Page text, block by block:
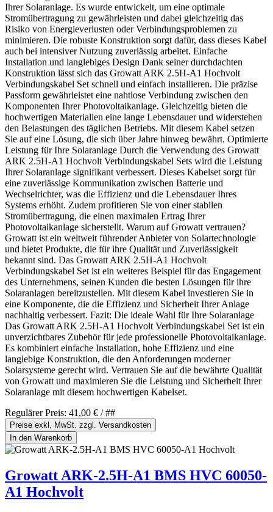
Ihrer Solaranlage. Es wurde entwickelt, um eine optimale
Stromübertragung zu gewährleisten und dabei gleichzeitig das
Risiko von Energieverlusten oder Verbindungsproblemen zu
minimieren. Die robuste Konstruktion sorgt dafür, dass dieses Kabel
auch bei intensiver Nutzung zuverlässig arbeitet. Einfache
Installation und langlebiges Design Dank seiner durchdachten
Konstruktion lässt sich das Growatt ARK 2.5H-A1 Hochvolt
Verbindungskabel Set schnell und einfach installieren. Die präzise
Passform gewährleistet eine nahtlose Verbindung zwischen den
Komponenten Ihrer Photovoltaikanlage. Gleichzeitig bieten die
hochwertigen Materialien eine lange Lebensdauer und widerstehen
den Belastungen des täglichen Betriebs. Mit diesem Kabel setzen
Sie auf eine Lösung, die sich über Jahre hinweg bewährt. Optimierte
Leistung für Ihre Solaranlage Durch die Verwendung des Growatt
ARK 2.5H-A1 Hochvolt Verbindungskabel Sets wird die Leistung
Ihrer Solaranlage signifikant verbessert. Dieses Kabelset sorgt für
eine zuverlässige Kommunikation zwischen Batterie und
Wechselrichter, was die Effizienz und die Lebensdauer Ihres
Systems erhöht. Zudem profitieren Sie von einer stabilen
Stromübertragung, die einen maximalen Ertrag Ihrer
Photovoltaikanlage sicherstellt. Warum auf Growatt vertrauen?
Growatt ist ein weltweit führender Anbieter von Solartechnologie
und bietet Produkte, die für ihre Qualität und Zuverlässigkeit
bekannt sind. Das Growatt ARK 2.5H-A1 Hochvolt
Verbindungskabel Set ist ein weiteres Beispiel für das Engagement
des Unternehmens, seinen Kunden die besten Lösungen für ihre
Solaranlagen bereitzustellen. Mit diesem Kabel investieren Sie in
eine Komponente, die die Effizienz und Sicherheit Ihrer Anlage
nachhaltig verbessert. Fazit: Die ideale Wahl für Ihre Solaranlage
Das Growatt ARK 2.5H-A1 Hochvolt Verbindungskabel Set ist ein
unverzichtbares Zubehör für jede professionelle Photovoltaikanlage.
Es kombiniert einfache Installation, hohe Effizienz und eine
langlebige Konstruktion, die den Anforderungen moderner
Solarsysteme gerecht wird. Vertrauen Sie auf die bewährte Qualität
von Growatt und maximieren Sie die Leistung und Sicherheit Ihrer
Solaranlage mit diesem hochwertigen Kabelset.
Regulärer Preis: 41,00 € / ##
Preise exkl. MwSt. zzgl. Versandkosten
In den Warenkorb
Growatt ARK-2.5H-A1 BMS HVC 60050-
A1 Hochvolt